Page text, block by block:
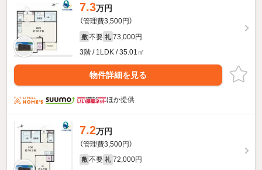
7.3万円
（管理費3,500円）
敷 不要 礼 73,000円
3階 / 1LDK / 35.01㎡
物件詳細を見る
ほか提供
7.2万円
（管理費3,500円）
敷 不要 礼 72,000円